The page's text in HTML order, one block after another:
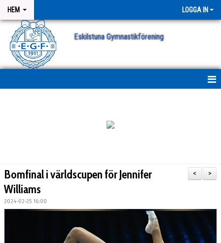
HEM LOGGA IN
Eskilstuna Gymnastikförening
>
<
Bomfinal i världscupen för Jennifer
Williams
2024-02-25 16:00